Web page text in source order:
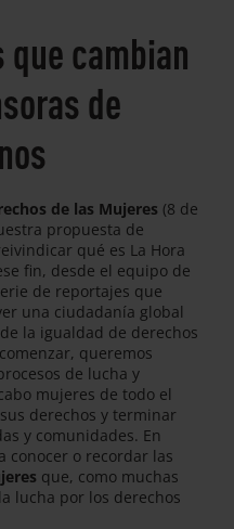
cambian
de
de las Mujeres (8 de
propuesta de
qué es La Hora
fin, desde el equipo de
de reportajes que
una ciudadanía global
la igualdad de derechos
queremos
de lucha y
mujeres de todo el
derechos y terminar
y comunidades. En
conocer o recordar las
que, como muchas
lucha por los derechos